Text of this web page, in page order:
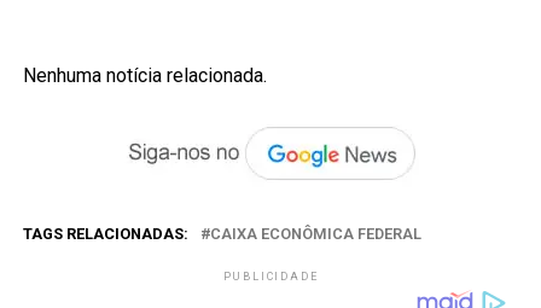
Nenhuma notícia relacionada.
TAGS RELACIONADAS: CAIXA ECONÔMICA FEDERAL
PUBLICIDADE